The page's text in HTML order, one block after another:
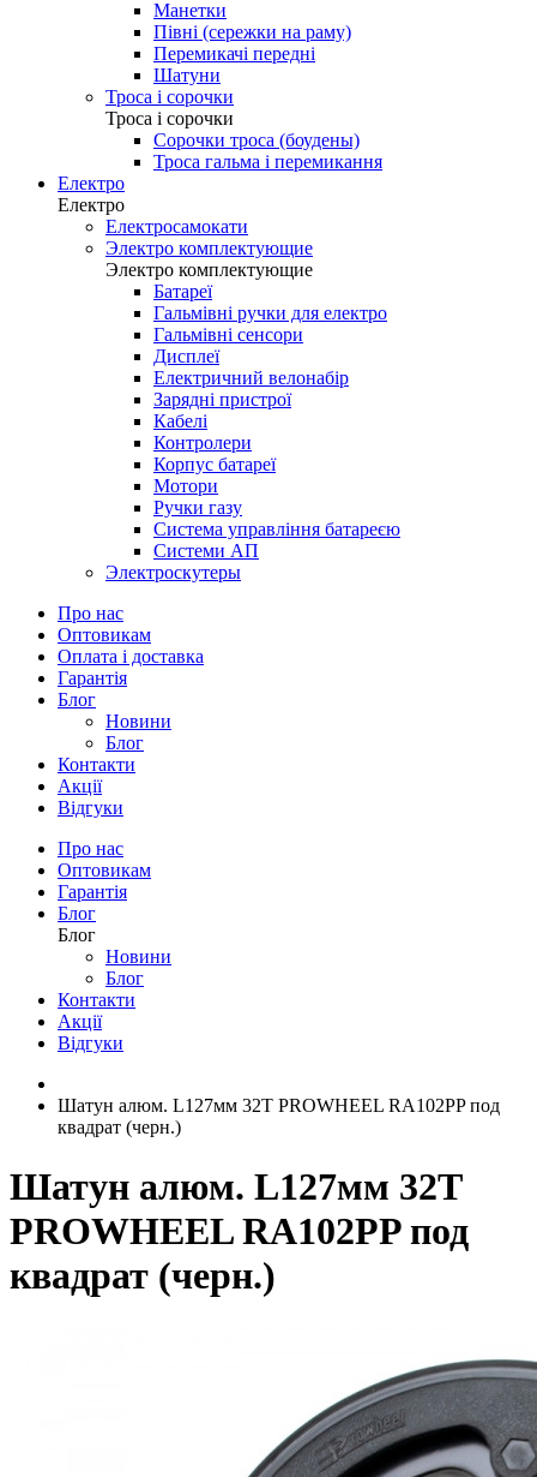
Манетки
Півні (сережки на раму)
Перемикачі передні
Шатуни
Троса і сорочки
Троса і сорочки
Сорочки троса (боудены)
Троса гальма і перемикання
Електро
Електро
Електросамокати
Электро комплектующие
Электро комплектующие
Батареї
Гальмівні ручки для електро
Гальмівні сенсори
Дисплеї
Електричний велонабір
Зарядні пристрої
Кабелі
Контролери
Корпус батареї
Мотори
Ручки газу
Система управління батареєю
Системи АП
Электроскутеры
Про нас
Оптовикам
Оплата і доставка
Гарантія
Блог
Новини
Блог
Контакти
Акції
Відгуки
Про нас
Оптовикам
Гарантія
Блог
Блог
Новини
Блог
Контакти
Акції
Відгуки
Шатун алюм. L127мм 32T PROWHEEL RA102PP под
квадрат (черн.)
Шатун алюм. L127мм 32T
PROWHEEL RA102PP под
квадрат (черн.)